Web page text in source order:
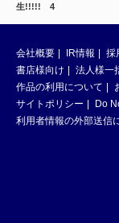
生!!!!! 4
会社概要 IR情報 採
書店様向け
法人様一
作品の利用について
サイトポリシー
Do
利用者情報の外部送信